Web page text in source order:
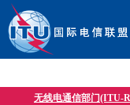
无线电通信部门(ITU-